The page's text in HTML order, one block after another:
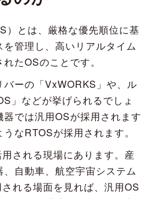
）とは、厳格な優先順位に基
管理し、高いリアルタイム
たOSのことです。
ーの「VxWORKS」や、ル
」などが挙げられるでしょ
では汎用OSが採用されます
なRTOSが採用されます。
される現場にあります。産
自動車、航空宇宙システム
れる場面を見れば、汎用OS